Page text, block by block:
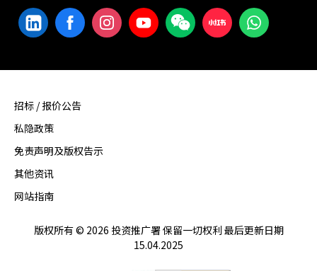
招标 / 报价公告
私隐政策
免责声明及版权告示
其他资讯
网站指南
版权所有 © 2026 投资推广署 保留一切权利 最后更新日期
15.04.2025